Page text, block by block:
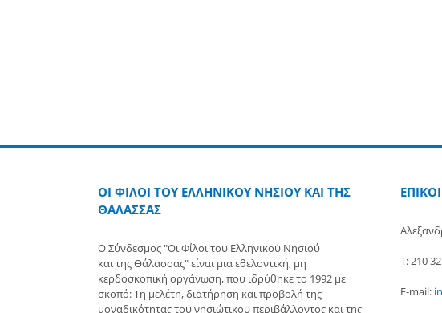
ΟΙ ΦΙΛΟΙ ΤΟΥ ΕΛΛΗΝΙΚΟΥ ΝΗΣΙΟΥ ΚΑΙ ΤΗΣ
ΘΑΛΑΣΣΑΣ
Ο Σύνδεσμος "Οι Φίλοι του Ελληνικού Νησιού
και της Θάλασσας" είναι μια εθελοντική, μη
κερδοσκοπική οργάνωση, που ιδρύθηκε το 1992 με
σκοπό: Τη μελέτη, διατήρηση και προβολή της
μοναδικότητας του νησιώτικου περιβάλλοντος και της
Τ: 210
E-mail: